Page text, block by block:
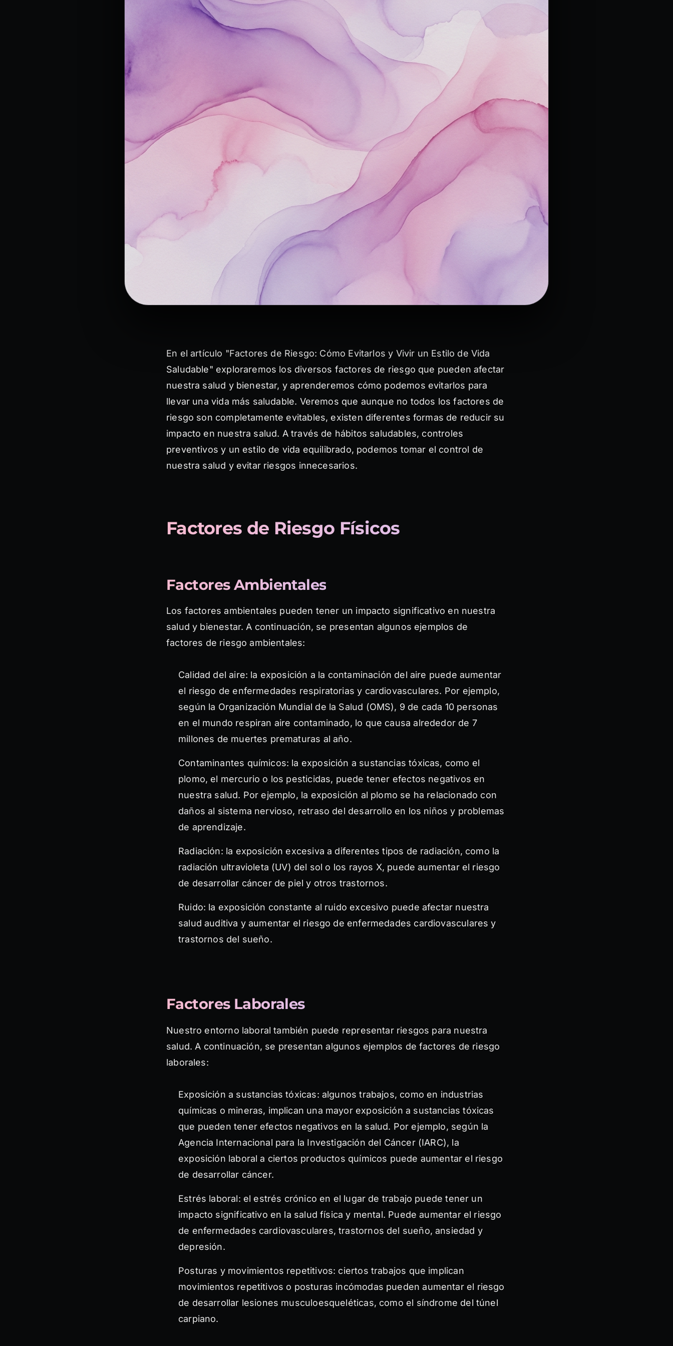
En el artículo "Factores de Riesgo: Cómo Evitarlos y Vivir un Estilo de Vida
Saludable" exploraremos los diversos factores de riesgo que pueden afectar
nuestra salud y bienestar, y aprenderemos cómo podemos evitarlos para
llevar una vida más saludable. Veremos que aunque no todos los factores de
riesgo son completamente evitables, existen diferentes formas de reducir su
impacto en nuestra salud. A través de hábitos saludables, controles
preventivos y un estilo de vida equilibrado, podemos tomar el control de
nuestra salud y evitar riesgos innecesarios.
Factores de Riesgo Físicos
Factores Ambientales
Los factores ambientales pueden tener un impacto significativo en nuestra
salud y bienestar. A continuación, se presentan algunos ejemplos de
factores de riesgo ambientales:
Calidad del aire: la exposición a la contaminación del aire puede aumentar
el riesgo de enfermedades respiratorias y cardiovasculares. Por ejemplo,
según la Organización Mundial de la Salud (OMS), 9 de cada 10 personas
en el mundo respiran aire contaminado, lo que causa alrededor de 7
millones de muertes prematuras al año.
Contaminantes químicos: la exposición a sustancias tóxicas, como el
plomo, el mercurio o los pesticidas, puede tener efectos negativos en
nuestra salud. Por ejemplo, la exposición al plomo se ha relacionado con
daños al sistema nervioso, retraso del desarrollo en los niños y problemas
de aprendizaje.
Radiación: la exposición excesiva a diferentes tipos de radiación, como la
radiación ultravioleta (UV) del sol o los rayos X, puede aumentar el riesgo
de desarrollar cáncer de piel y otros trastornos.
Ruido: la exposición constante al ruido excesivo puede afectar nuestra
salud auditiva y aumentar el riesgo de enfermedades cardiovasculares y
trastornos del sueño.
Factores Laborales
Nuestro entorno laboral también puede representar riesgos para nuestra
salud. A continuación, se presentan algunos ejemplos de factores de riesgo
laborales:
Exposición a sustancias tóxicas: algunos trabajos, como en industrias
químicas o mineras, implican una mayor exposición a sustancias tóxicas
que pueden tener efectos negativos en la salud. Por ejemplo, según la
Agencia Internacional para la Investigación del Cáncer (IARC), la
exposición laboral a ciertos productos químicos puede aumentar el riesgo
de desarrollar cáncer.
Estrés laboral: el estrés crónico en el lugar de trabajo puede tener un
impacto significativo en la salud física y mental. Puede aumentar el riesgo
de enfermedades cardiovasculares, trastornos del sueño, ansiedad y
depresión.
Posturas y movimientos repetitivos: ciertos trabajos que implican
movimientos repetitivos o posturas incómodas pueden aumentar el riesgo
de desarrollar lesiones musculoesqueléticas, como el síndrome del túnel
carpiano.